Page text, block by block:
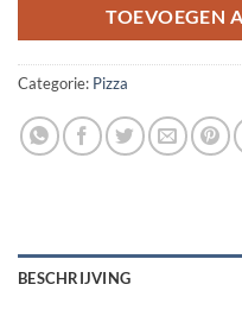
TOEVOEGEN
Categorie: Pizza
BESCHRIJVING